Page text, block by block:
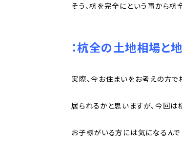
そう、杭を完全にという事から
：杭全の土地相場と
実際、今お住まいをお考えの方
居られるかと思いますが、今回は
お子様がいる方には気になるん